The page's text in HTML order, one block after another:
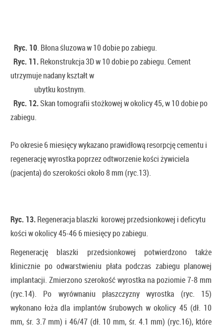
Ryc. 10. Błona śluzowa w 10 dobie po zabiegu.
Ryc. 11.Rekonstrukcja 3D w 10 dobie po zabiegu. Cement
utrzymuje nadany kształt w
ubytku kostnym.
Ryc. 12.Skan tomografii stożkowej w okolicy 45, w 10 dobie po
zabiegu.
Po okresie 6 miesięcy wykazano prawidłową resorpcję cementu i
regenerację wyrostka poprzez odtworzenie kości żywiciela
(pacjenta) do szerokości około 8 mm (ryc.13).
Ryc. 13.Regeneracja blaszki korowej przedsionkowej i deficytu
kości w okolicy 45-46 6 miesięcy po zabiegu.
Regenerację blaszki przedsionkowej potwierdzono także
klinicznie po odwarstwieniu płata podczas zabiegu planowej
implantacji. Zmierzono szerokość wyrostka na poziomie 7-8 mm
(ryc.14). Po wyrównaniu płaszczyzny wyrostka (ryc. 15)
wykonano łoża dla implantów śrubowych w okolicy 45 (dł. 10
mm, śr. 3.7 mm) i 46/47 (dł. 10 mm, śr. 4.1 mm) (ryc.16), które